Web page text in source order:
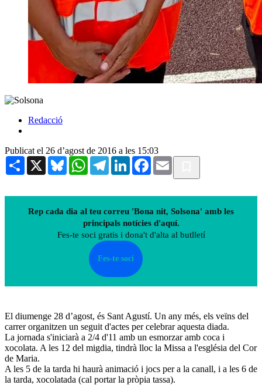
Redacció
Publicat el 26 d’agost de 2016 a les 15:03
Share X BlueskyWhatsAppTelegramLinkedInFacebook
Email
Rep cada dia al teu correu 'Bona nit, Solsona' amb les
principals notícies d'aquí.
Fes-te soci gratis i dona't d'alta al butlletí
Fes-te soci
El diumenge 28 d’agost, és Sant Agustí. Un any més, els veïns del
carrer organitzen un seguit d'actes per celebrar aquesta diada.
La jornada s'iniciarà a 2/4 d'11 amb un esmorzar amb coca i
xocolata. A les 12 del migdia, tindrà lloc la Missa a l'església del Cor
de Maria.
A les 5 de la tarda hi haurà animació i jocs per a la canall, i a les 6 de
la tarda, xocolatada (cal portar la pròpia tassa).